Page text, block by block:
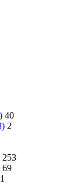
40
2
253
69
1